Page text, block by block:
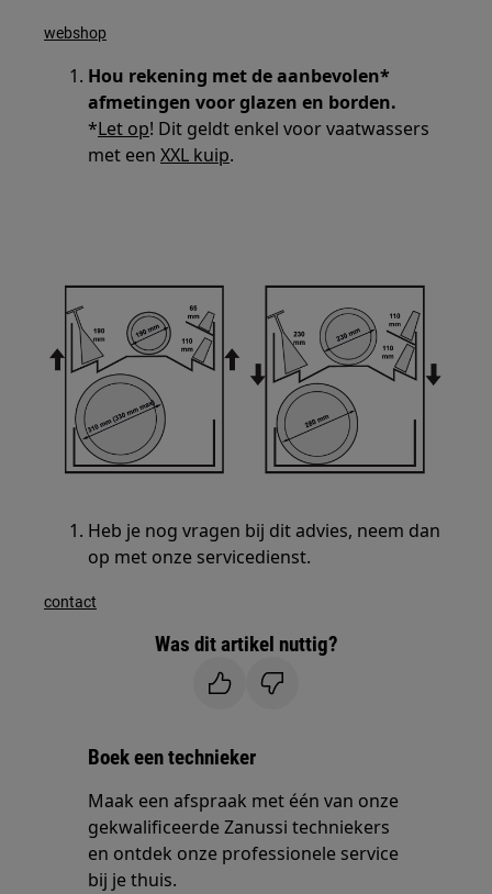
webshop
Hou rekening met de aanbevolen*
afmetingen voor glazen en borden.
*Let op! Dit geldt enkel voor vaatwassers
met eenXXL kuip.
Heb je nog vragen bij dit advies, neem dan
op met onze servicedienst.
contact
Was dit artikel nuttig?
Boek een technieker
Maak een afspraak met één van onze
gekwalificeerde Zanussi techniekers
en ontdek onze professionele service
bij je thuis.